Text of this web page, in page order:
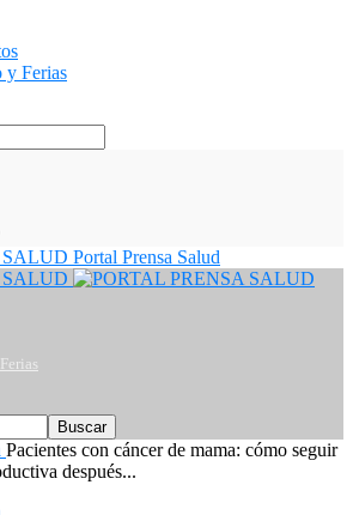
y Ferias
Portal Prensa Salud
Pacientes con cáncer de mama: cómo seguir
después...